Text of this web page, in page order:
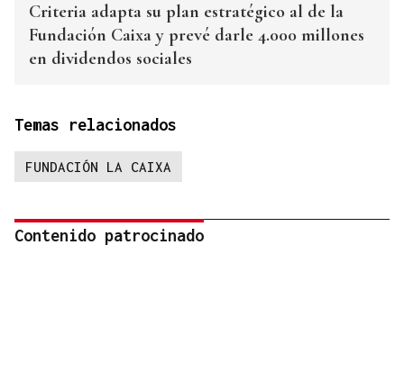
Criteria adapta su plan estratégico al de la
Fundación Caixa y prevé darle 4.000 millones
en dividendos sociales
Temas relacionados
FUNDACIÓN LA CAIXA
Contenido patrocinado